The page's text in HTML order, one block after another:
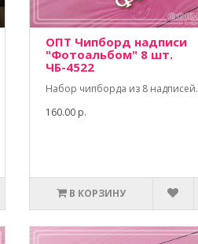
ОПТ Чипборд надписи
"Фотоальбом" 8 шт.
ЧБ-4522
Набор чипборда из 8 надписей.
160.00 р.
В КОРЗИНУ